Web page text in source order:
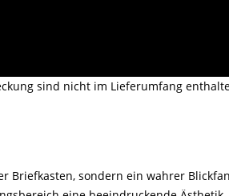
sind nicht im Lieferumfang
Briefkasten, sondern ein wahrer